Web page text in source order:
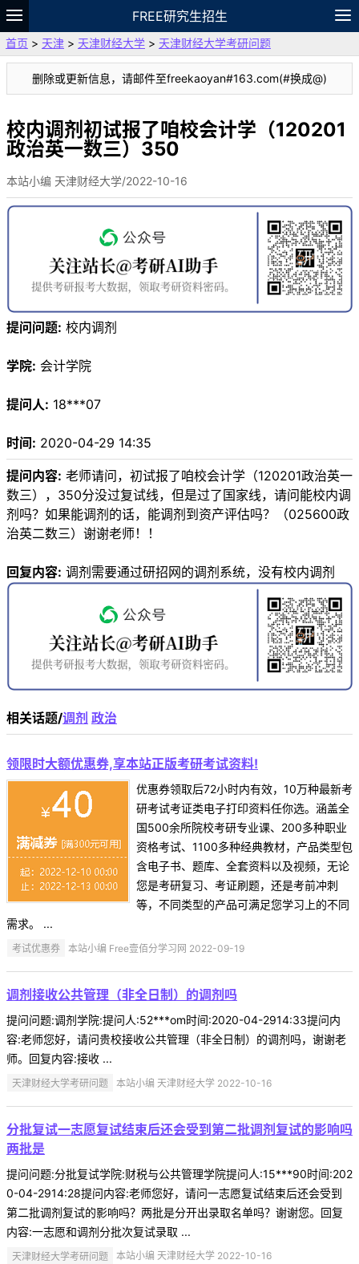
FREE研究生招生
题库
故事 专题 APP 笔记
论坛
VIP
资料
首页 > 天津 > 天津财经大学 > 天津财经大学考研问题
删除或更新信息，请邮件至freekaoyan#163.com(#换成@)
校内调剂初试报了咱校会计学（120201
政治英一数三）350
本站小编 天津财经大学/2022-10-16
提问问题: 校内调剂
学院: 会计学院
提问人: 18***07
时间: 2020-04-29 14:35
提问内容: 老师请问，初试报了咱校会计学（120201政治英一
数三），350分没过复试线，但是过了国家线，请问能校内调
剂吗？如果能调剂的话，能调剂到资产评估吗？（025600政
治英二数三）谢谢老师！！
回复内容: 调剂需要通过研招网的调剂系统，没有校内调剂
相关话题/调剂 政治
领限时大额优惠券,享本站正版考研考试资料!
优惠券领取后72小时内有效，10万种最新考
研考试考证类电子打印资料任你选。涵盖全
国500余所院校考研专业课、200多种职业
资格考试、1100多种经典教材，产品类型包
含电子书、题库、全套资料以及视频，无论
您是考研复习、考证刷题，还是考前冲刺
等，不同类型的产品可满足您学习上的不同
需求。 ...
考试优惠券 本站小编 Free壹佰分学习网 2022-09-19
调剂接收公共管理（非全日制）的调剂吗
提问问题:调剂学院:提问人:52***om时间:2020-04-2914:33提问内
容:老师您好，请问贵校接收公共管理（非全日制）的调剂吗，谢谢老
师。回复内容:接收 ...
天津财经大学考研问题 本站小编 天津财经大学 2022-10-16
分批复试一志愿复试结束后还会受到第二批调剂复试的影响吗
两批是
提问问题:分批复试学院:财税与公共管理学院提问人:15***90时间:202
0-04-2914:28提问内容:老师您好，请问一志愿复试结束后还会受到
第二批调剂复试的影响吗？两批是分开出录取名单吗？谢谢您。回复
内容:一志愿和调剂分批次复试录取 ...
天津财经大学考研问题 本站小编 天津财经大学 2022-10-16